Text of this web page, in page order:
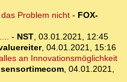
Problem nicht- FOX-
- NST, 03.01.2021, 12:45
, 04.01.2021, 15:16
an Innovationsmöglichkeit
sensortimecom, 04.01.2021,